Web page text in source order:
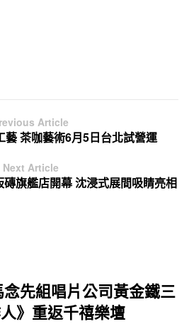
Article
藝 茶咖藝術6月5日台北試營運
Next Article
旗艦店開幕 沈浸式展間吸睛亮相
先組唱片公司黃金鐵三
》重返千禧樂壇